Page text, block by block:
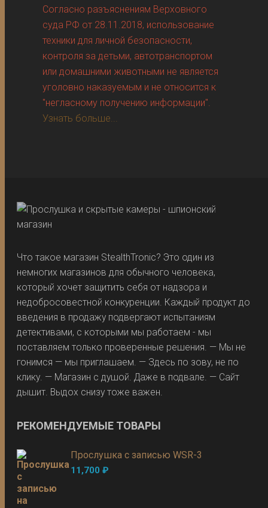
Согласно разъяснениям Верховного
суда РФ от 28.11.2018, использование
техники для личной безопасности,
контроля за детьми, автотранспортом
или домашними животными не является
уголовно наказуемым и не относится к
"негласному получению информации".
Узнать больше...
Что такое магазин StealthTronic? Это один из
немногих магазинов для обычного человека,
который хочет защитить себя от надзора и
недобросовестной конкуренции. Каждый продукт до
введения в продажу подвергают испытаниям
детективами, с которыми мы работаем - мы
поставляем только проверенные решения. — Мы не
гонимся — мы приглашаем. — Здесь по зову, не по
клику. — Магазин с душой. Даже в подвале. — Сайт
дышит. Выдох снизу тоже важен.
РЕКОМЕНДУЕМЫЕ ТОВАРЫ
Прослушка с записью WSR-3
11,700₽